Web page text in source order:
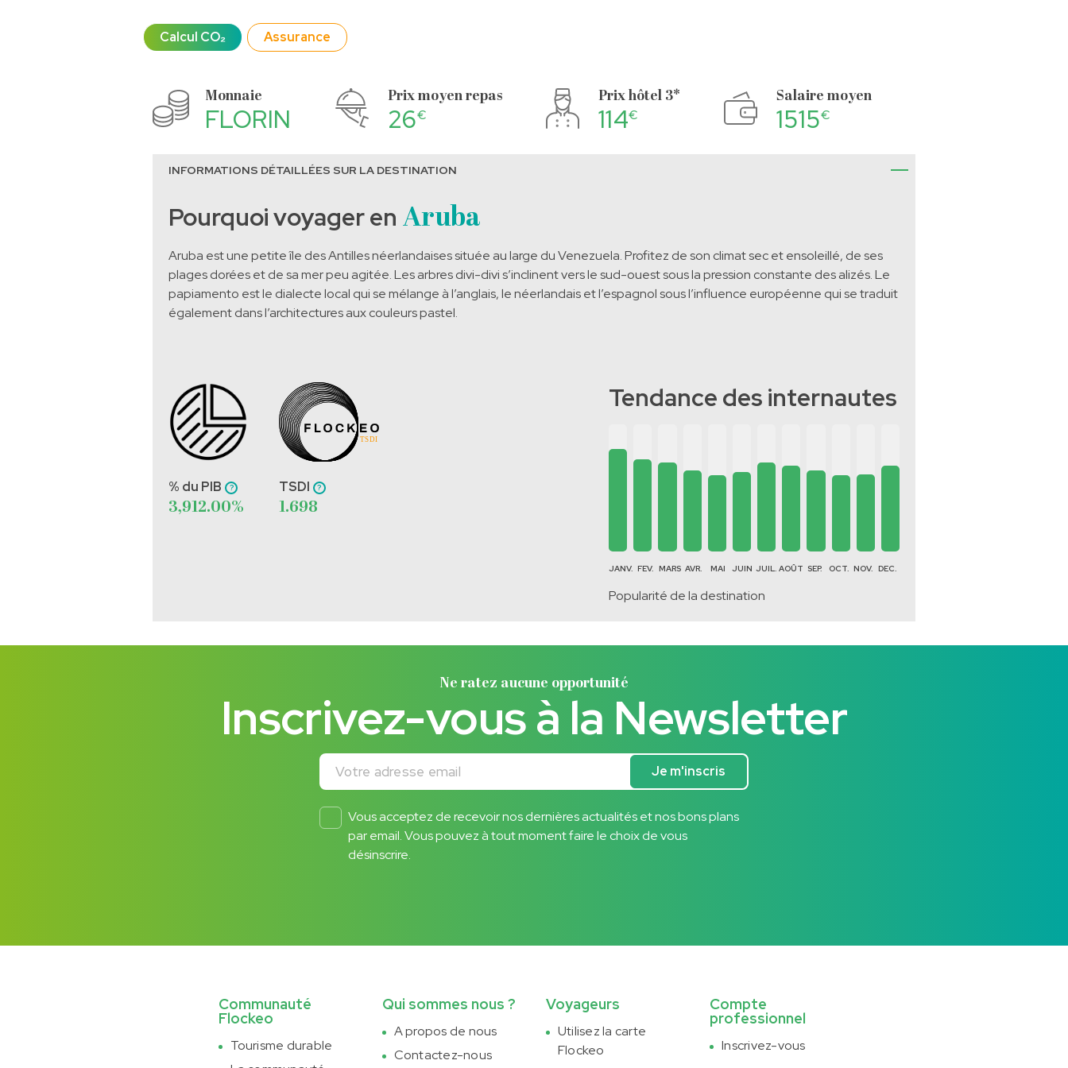
Calcul CO₂ Assurance
Monnaie
FLORIN
Prix moyen repas
26€
Prix hôtel 3*
114€
Salaire moyen
1515€
INFORMATIONS DÉTAILLÉES SUR LA DESTINATION
Pourquoi voyager en Aruba
Aruba est une petite île des Antilles néerlandaises située au large du Venezuela. Profitez de son climat sec et ensoleillé, de ses
plages dorées et de sa mer peu agitée. Les arbres divi-divi s’inclinent vers le sud-ouest sous la pression constante des alizés. Le
papiamento est le dialecte local qui se mélange à l’anglais, le néerlandais et l’espagnol sous l’influence européenne qui se traduit
également dans l’architectures aux couleurs pastel.
% du PIB
3,912.00%
TSDI
1.698
Tendance des internautes
JANV. FEV. MARS AVR. MAI JUIN JUIL. AOÛT SEP. OCT. NOV. DEC.
Popularité de la destination
Ne ratez aucune opportunité
Inscrivez-vous à la Newsletter
Votre adresse email Je m'inscris
Vous acceptez de recevoir nos dernières actualités et nos bons plans
par email. Vous pouvez à tout moment faire le choix de vous
désinscrire.
Communauté
Flockeo
Tourisme durable
Qui sommes nous ?
A propos de nous
Contactez-nous
Voyageurs
Utilisez la carte
Flockeo
Compte
professionnel
Inscrivez-vous